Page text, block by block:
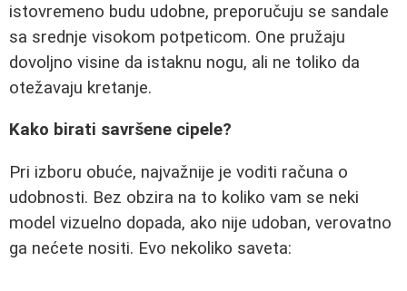
istovremeno budu udobne, preporučuju se sandale
sa srednje visokom potpeticom. One pružaju
dovoljno visine da istaknu nogu, ali ne toliko da
otežavaju kretanje.
Kako birati savršene cipele?
Pri izboru obuće, najvažnije je voditi računa o
udobnosti. Bez obzira na to koliko vam se neki
model vizuelno dopada, ako nije udoban, verovatno
ga nećete nositi. Evo nekoliko saveta: